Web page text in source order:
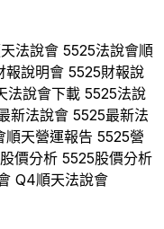
法說會 5525法說會順
報說明會 5525財報說
法說會下載 5525法說
新法說會 5525最新法
順天營運報告 5525營
股價分析 5525股價分析
Q4順天法說會